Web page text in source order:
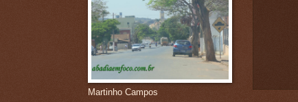
Martinho Campos